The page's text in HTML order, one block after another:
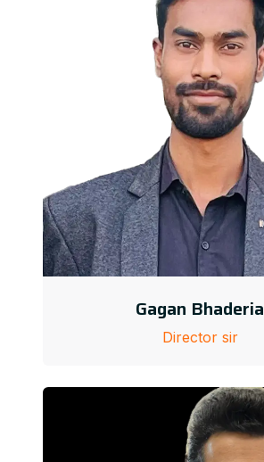
Gagan Bhaderia
Director sir